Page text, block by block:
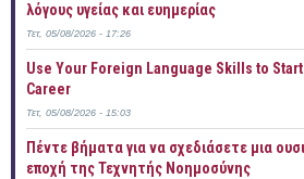
λόγους υγείας και ευημερίας
Τετ, 05/08/2026 - 17:26
Use Your Foreign Language Skills to Start
Career
Τετ, 05/08/2026 - 15:03
Πέντε βήματα για να σχεδιάσετε μια
εποχή της Τεχνητής Νοημοσύνης